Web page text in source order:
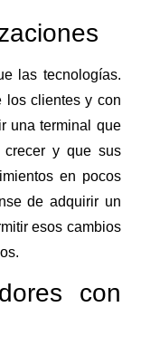
las tecnologías.
los clientes y con
una terminal que
crecer y que sus
en pocos
de adquirir un
esos cambios
con